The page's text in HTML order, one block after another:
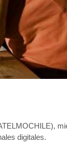
digitales.